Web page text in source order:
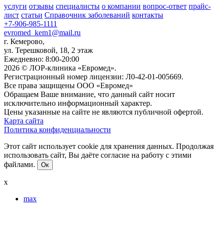
услуги отзывы специалисты о компании вопрос-ответ прайс-
лист статьи Справочник заболеваний контакты
+7-906-985-1111
evromed_kem1@mail.ru
г. Кемерово,
ул. Терешковой, 18, 2 этаж
Ежедневно: 8:00-20:00
2026 © ЛОР-клиника «Евромед».
Регистрационный номер лицензии: Л0-42-01-005669.
Все права защищены ООО «Евромед»
Обращаем Ваше внимание, что данный сайт носит
исключительно информационный характер.
Цены указанные на сайте не являются публичной офертой.
Карта сайта
Политика конфиденциальности
Этот сайт использует cookie для хранения данных. Продолжая
использовать сайт, Вы даёте согласие на работу с этими
файлами.
Ок
x
max